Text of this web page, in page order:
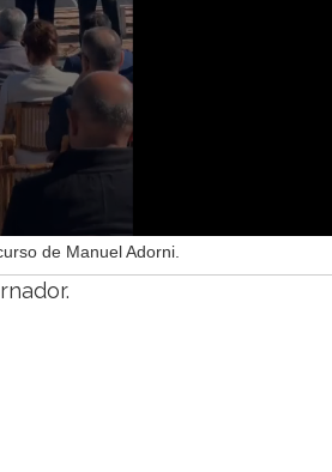
de Manuel Adorni.